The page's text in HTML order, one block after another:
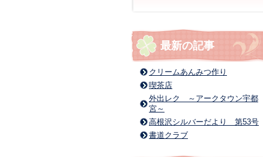
最新の記事
クリームあんみつ作り
喫茶店
外出レク ～アークタウン宇都
宮～
高根沢シルバーだより 第53号
書道クラブ